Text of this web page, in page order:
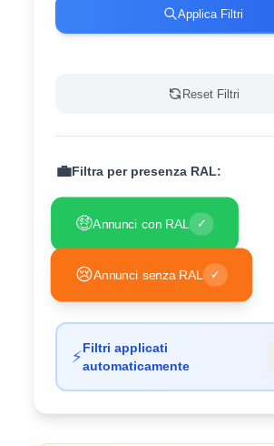
Applica Filtri
Reset Filtri
💼Filtra per presenza RAL:
🤑Annunci con RAL ✓
😢Annunci senza RAL ✓
⚡Filtri applicati
automaticamente